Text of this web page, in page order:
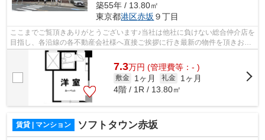
築55年 / 13.80㎡
東京都港区赤坂 ９丁目
ここまでご覧頂きありがとうございます♪当社は他社に負けない総合仲介店を
目指し、各沿線の各不動産会社様へ直接ご挨拶に行き最新の物件を頂きお客
様へ提供しております！最新の情報は...
7.3万円 (管理費等：- )
敷金 1ヶ月 礼金
1ヶ月
4階 / 1R / 13.80㎡
賃貸 | マンション ソフトタウン赤坂